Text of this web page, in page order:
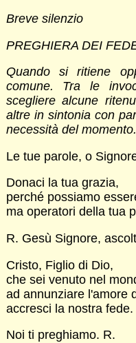
Breve silenzio
PREGHIERA DEI
Quando si ritiene
comune. Tra le
scegliere alcune
altre in sintonia con
necessità del momento.
Le tue parole, o
Donaci la tua grazia,
perché possiamo
ma operatori della tua
R. Gesù Signore,
Cristo, Figlio di Dio,
che sei venuto nel
ad annunziare l'amore
accresci la nostra fede.
Noi ti preghiamo. R.